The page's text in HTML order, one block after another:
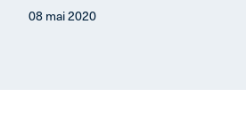
08 mai 2020